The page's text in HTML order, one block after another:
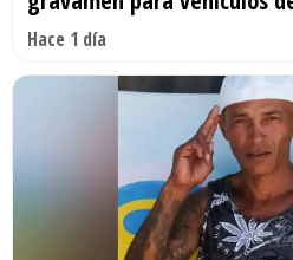
Hace 1 día